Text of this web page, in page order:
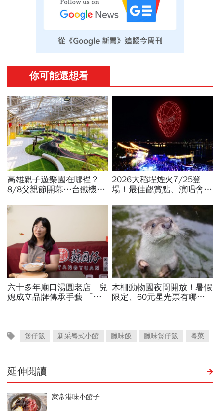
煲仔飯 新采粵式小館 臘味飯 臘味煲仔飯 粵菜
延伸閱讀
家常港味小館子